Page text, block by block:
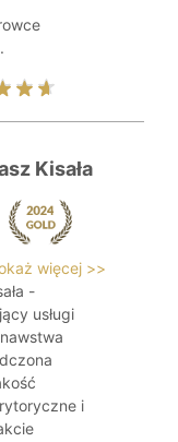
Kisała
więcej >>
-
usługi
i